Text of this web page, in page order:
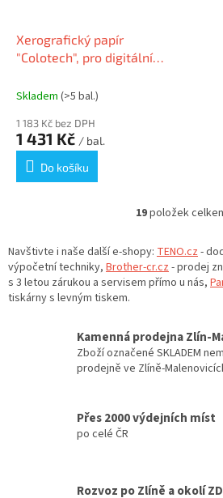
Xerografický papír
"Colotech", pro digitální
Skladem (>5 bal.)
1 183 Kč bez DPH
1 431 Kč / bal.
Do košíku
O
l
á
d
p
r
v
v
19položek
Navštivte i naše další e-shopy: TENO.cz-
výpočetní techniky, Brother-cr.cz- prodej
s 3 letou zárukou a servisem přímo u nás,
tiskárny s levným tiskem.
Kamenná prodejna Zlín-
Zboží označené SKLADEM
prodejně ve Zlíně-
Přes 2000 výdejních míst
po celé ČR
Rozvoz po Zlíně a okolí